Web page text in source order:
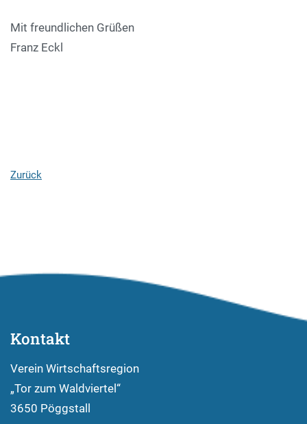
Mit freundlichen Grüßen
Franz Eckl
Zurück
Kontakt
Verein Wirtschaftsregion
„Tor zum Waldviertel“
3650 Pöggstall